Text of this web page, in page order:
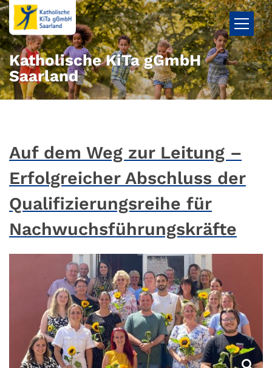
Zum Inhalt springen
Katholische KiTa gGmbH
Saarland
Auf dem Weg zur Leitung –
Erfolgreicher Abschluss der
Qualifizierungsreihe für
Nachwuchsführungskräfte